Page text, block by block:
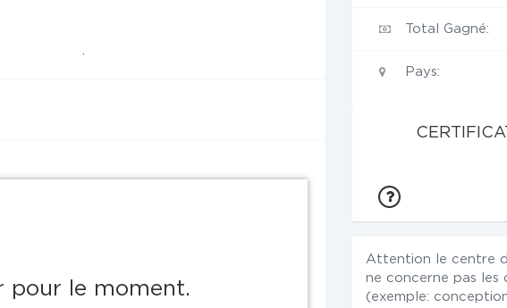
pour le moment.
Total Gagné:
Pays:
Attention le centre
ne concerne pas les
(exemple: